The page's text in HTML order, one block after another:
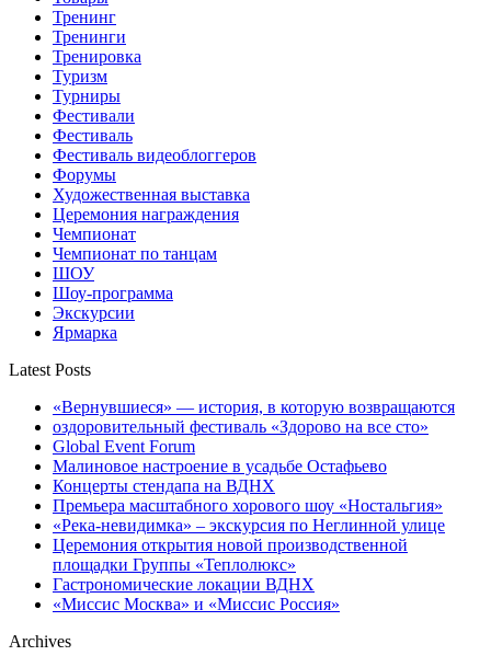
Тренинг
Тренинги
Тренировка
Туризм
Турниры
Фестивали
Фестиваль
Фестиваль видеоблоггеров
Форумы
Художественная выставка
Церемония награждения
Чемпионат
Чемпионат по танцам
ШОУ
Шоу-программа
Экскурсии
Ярмарка
Latest Posts
«Вернувшиеся» — история, в которую возвращаются
оздоровительный фестиваль «Здорово на все сто»
Global Event Forum
Малиновое настроение в усадьбе Остафьево
Концерты стендапа на ВДНХ
Премьера масштабного хорового шоу «Ностальгия»
«Река-невидимка» – экскурсия по Неглинной улице
Церемония открытия новой производственной
площадки Группы «Теплолюкс»
Гастрономические локации ВДНХ
«Миссис Москва» и «Миссис Россия»
Archives